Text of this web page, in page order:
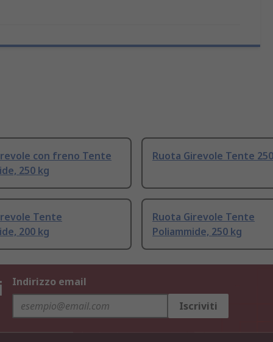
con freno Tente
250 kg
Ruota Girevole Tente
Tente
200 kg
Ruota Girevole Tente
Poliammide, 250 kg
Indirizzo email
Iscriviti